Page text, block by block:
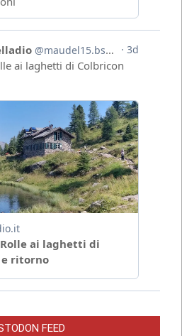
FEED